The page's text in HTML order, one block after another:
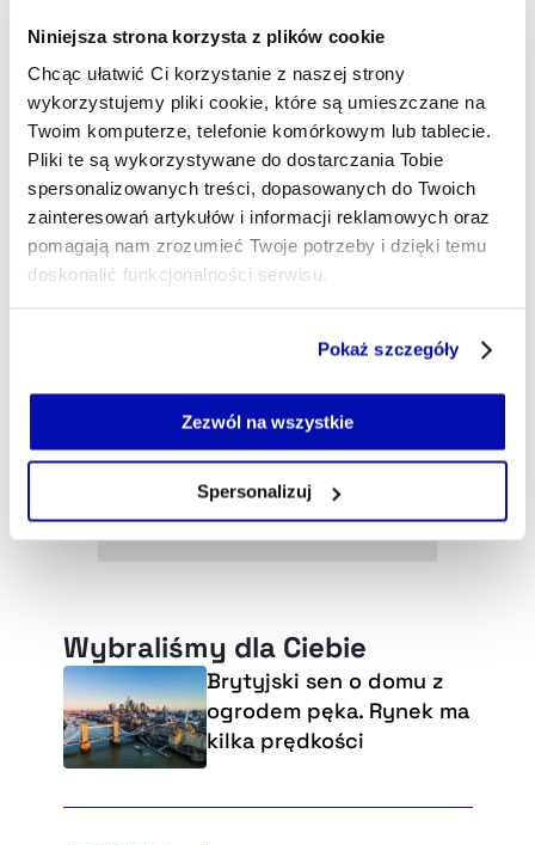
Niniejsza strona korzysta z plików cookie
Chcąc ułatwić Ci korzystanie z naszej strony
wykorzystujemy pliki cookie, które są umieszczane na
Twoim komputerze, telefonie komórkowym lub tablecie.
Pliki te są wykorzystywane do dostarczania Tobie
spersonalizowanych treści, dopasowanych do Twoich
zainteresowań artykułów i informacji reklamowych oraz
pomagają nam zrozumieć Twoje potrzeby i dzięki temu
doskonalić funkcjonalności serwisu.
Jeżeli nie wyrażasz zgody na zapisywanie plików cookie,
możesz łatwo zarządzać swoimi uprawnieniami, np. we
własnej przeglądarce internetowej lub po wybraniu opcji
Polityce Prywatności.
Pokaż szczegóły
Zezwól na wszystkie
Spersonalizuj
Wybraliśmy dla Ciebie
Brytyjski sen o domu z
ogrodem pęka. Rynek ma
kilka prędkości
głównie o transporcie i infrastrukturze, a
podróżuję, ale najchętniej wracam do Włoch i na
Bałkany.
emilia.derewienko@xyz.pl